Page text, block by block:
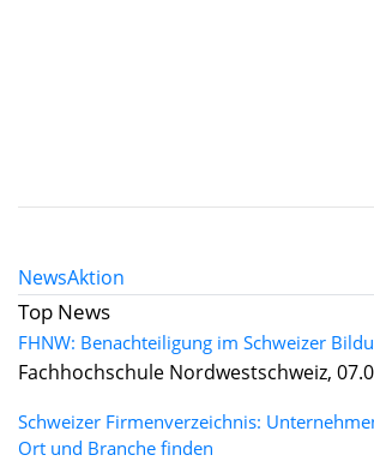
NewsAktion
Top News
FHNW: Benachteiligung im Schweizer
Fachhochschule Nordwestschweiz,
Schweizer Firmenverzeichnis:
Ort und Branche finden